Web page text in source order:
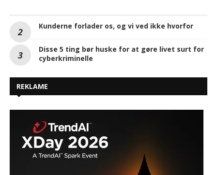
Kunderne forlader os, og vi ved ikke hvorfor
Disse 5 ting bør huske for at gøre livet surt for
cyberkriminelle
REKLAME